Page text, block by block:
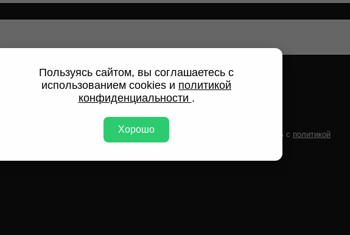
Пользуясь сайтом, вы соглашаетесь с
использованием cookies и политикой
конфиденциальности .
Хорошо
ОТПРАВИТЬ ЗАЯВКУ
вы даете согласие на обработку персональных данных и соглашаетесь c политикой